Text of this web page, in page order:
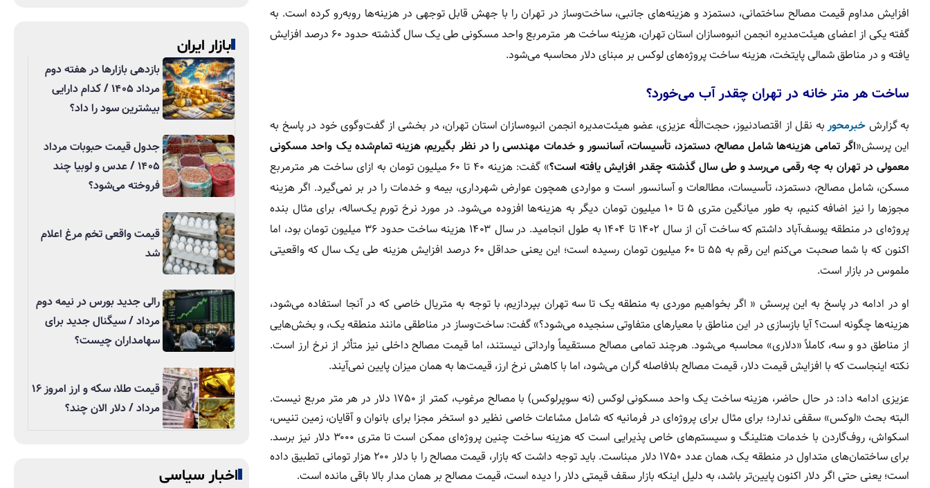
افزایش مداوم قیمت مصالح ساختمانی، دستمزد و هزینه‌های جانبی، ساخت‌وساز در تهران را با جهش قابل توجهی در هزینه‌ها روبه‌رو کرده است. به
گفته یکی از اعضای هیئت‌مدیره انجمن انبوه‌سازان استان تهران، هزینه ساخت هر مترمربع واحد مسکونی طی یک سال گذشته حدود ۶۰ درصد افزایش
یافته و در مناطق شمالی پایتخت، هزینه ساخت پروژه‌های لوکس بر مبنای دلار محاسبه می‌شود.
ساخت هر متر خانه در تهران چقدر آب می‌خورد؟
به گزارش خبرمحوربه نقل از اقتصادنیوز، حجت‌الله عزیزی، عضو هیئت‌مدیره انجمن انبوه‌سازان استان تهران، در بخشی از گفت‌وگوی خود در پاسخ به
این پرسش«اگر تمامی هزینه‌ها شامل مصالح، دستمزد، تأسیسات، آسانسور و خدمات مهندسی را در نظر بگیریم، هزینه تمام‌شده یک واحد مسکونی
معمولی در تهران به چه رقمی می‌رسد و طی سال گذشته چقدر افزایش یافته است؟
» گفت: هزینه ۴۰ تا ۶۰ میلیون تومان به ازای ساخت هر مترمربع
مسکن، شامل مصالح، دستمزد، تأسیسات، مطالعات و آسانسور است و مواردی همچون عوارض شهرداری، بیمه و خدمات را در بر نمی‌گیرد. اگر هزینه‌
مجوزها را نیز اضافه کنیم، به طور میانگین متری ۵ تا ۱۰ میلیون تومان دیگر به هزینه‌ها افزوده می‌شود. در مورد نرخ تورم یک‌ساله، برای مثال بنده
پروژه‌ای در منطقه یوسف‌آباد داشتم که ساخت آن از سال ۱۴۰۲ تا ۱۴۰۴ به طول انجامید. در سال ۱۴۰۳ هزینه ساخت حدود ۳۶ میلیون تومان بود، اما
اکنون که با شما صحبت می‌کنم این رقم به ۵۵ تا ۶۰ میلیون تومان رسیده است؛ این یعنی حداقل ۶۰ درصد افزایش هزینه طی یک سال که واقعیتی
ملموس در بازار است.
او در ادامه در پاسخ به این پرسش « اگر بخواهیم موردی به منطقه یک تا سه تهران بپردازیم، با توجه به متریال خاصی که در آنجا استفاده می‌شود،
هزینه‌ها چگونه است؟ آیا بازسازی در این مناطق با معیارهای متفاوتی سنجیده می‌شود؟» گفت: ساخت‌وساز در مناطقی مانند منطقه یک، و بخش‌هایی
از مناطق دو و سه، کاملاً «دلاری» محاسبه می‌شود. هرچند تمامی مصالح مستقیماً وارداتی نیستند، اما قیمت مصالح داخلی نیز متأثر از نرخ ارز است.
نکته اینجاست که با افزایش قیمت دلار، قیمت مصالح بلافاصله گران می‌شود، اما با کاهش نرخ ارز، قیمت‌ها به همان میزان پایین نمی‌آیند.
عزیزی ادامه داد: در حال حاضر، هزینه ساخت یک واحد مسکونی لوکس (نه سوپرلوکس) با مصالح مرغوب، کمتر از ۱۷۵۰ دلار در هر متر مربع نیست.
البته بحث «لوکس» سقفی ندارد؛ برای مثال برای پروژه‌ای در فرمانیه که شامل مشاعات خاصی نظیر دو استخر مجزا برای بانوان و آقایان، زمین تنیس،
اسکواش، روف‌گاردن با خدمات هتلینگ و سیستم‌های خاص پذیرایی است که هزینه ساخت چنین پروژه‌ای ممکن است تا متری ۳۰۰۰ دلار نیز برسد.
برای ساختمان‌های متداول در منطقه یک، همان عدد ۱۷۵۰ دلار مبناست. باید توجه داشت که بازار، قیمت مصالح را با دلار ۲۰۰ هزار تومانی تطبیق داده
است؛ یعنی حتی اگر دلار اکنون پایین‌تر باشد، به دلیل اینکه بازار سقف قیمتی دلار را دیده است، قیمت مصالح بر همان مدار بالا باقی مانده است.
بازار ایران
بازدهی بازارها در هفته دوم
مرداد ۱۴۰۵ / کدام دارایی
بیشترین سود را داد؟
جدول قیمت حبوبات مرداد
۱۴۰۵ / عدس و لوبیا چند
فروخته می‌شود؟
قیمت واقعی تخم مرغ اعلام
شد
رالی جدید بورس در نیمه دوم
مرداد / سیگنال جدید برای
سهامداران چیست؟
قیمت طلا، سکه و ارز امروز ۱۶
مرداد / دلار الان چند؟
اخبار سیاسی